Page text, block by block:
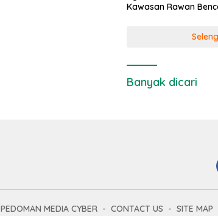
Kawasan Rawan
Banyak dicari
PEDOMAN MEDIA CYBER CONTACT US SITE MAP